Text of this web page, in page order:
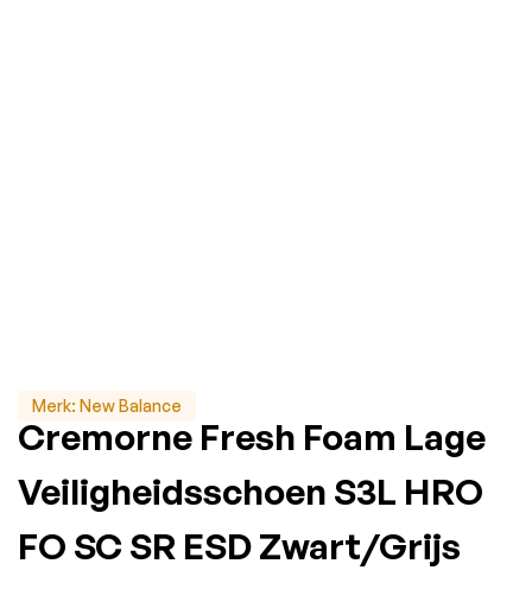
Merk: New Balance
Cremorne Fresh Foam Lage
Veiligheidsschoen S3L HRO
FO SC SR ESD Zwart/Grijs